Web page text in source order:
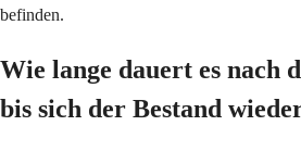
befinden.
Wie lange dauert es nach
bis sich der Bestand